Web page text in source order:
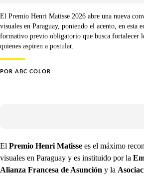
El Premio Henri Matisse 2026 abre una nueva
visuales en Paraguay, poniendo el acento, en esta
formativo previo obligatorio que busca fortalecer
quienes aspiren a postular.
POR ABC COLOR
El Premio Henri Matisse es el máximo
visuales en Paraguay y es instituido por la
Alianza Francesa de Asunción y la